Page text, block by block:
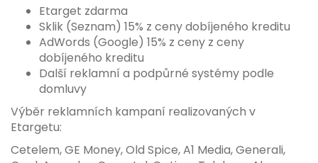
Etarget zdarma
Sklik (Seznam) 15% z ceny dobíjeného kreditu
AdWords (Google) 15% z ceny z ceny
dobíjeného kreditu
Další reklamní a podpůrné systémy podle
domluvy
Výběr reklamních kampaní realizovaných v
Etargetu:
Cetelem, GE Money, Old Spice, A1 Media, Generali,